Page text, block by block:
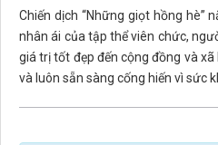
Chiến dịch “Những giọt hồng
nhân ái của tập thể viên chức,
giá trị tốt đẹp đến cộng đồng và
và luôn sẵn sàng cống hiến vì sức